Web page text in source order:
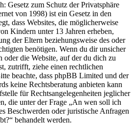
Gesetz zum Schutz der Privatsphäre
von 1998) ist ein Gesetz in den
dass Websites, die möglicherweise
Kindern unter 13 Jahren erheben,
der Eltern beziehungsweise des oder
benötigen. Wenn du dir unsicher
oder die Website, auf der du dich zu
zutrifft, ziehe einen rechtlichen
beachte, dass phpBB Limited und der
keine Rechtsberatung anbieten kann
für Rechtsangelegenheiten jeglicher
die unter der Frage „An wen soll ich
Beschwerden oder juristische Anfragen
behandelt werden.